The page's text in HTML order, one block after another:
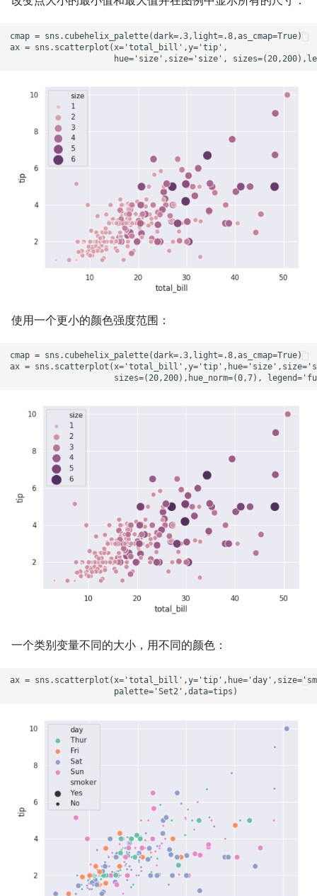
cmap = sns.cubehelix_palette(dark=.3,light=.8,as_cmap=True)
ax = sns.scatterplot(x='total_bill',y='tip',
使用一个更小的颜色强度范围：
cmap = sns.cubehelix_palette(dark=.3,light=.8,as_cmap=True)
ax =
一个类别变量不同的大小，用不同的颜色：
ax =